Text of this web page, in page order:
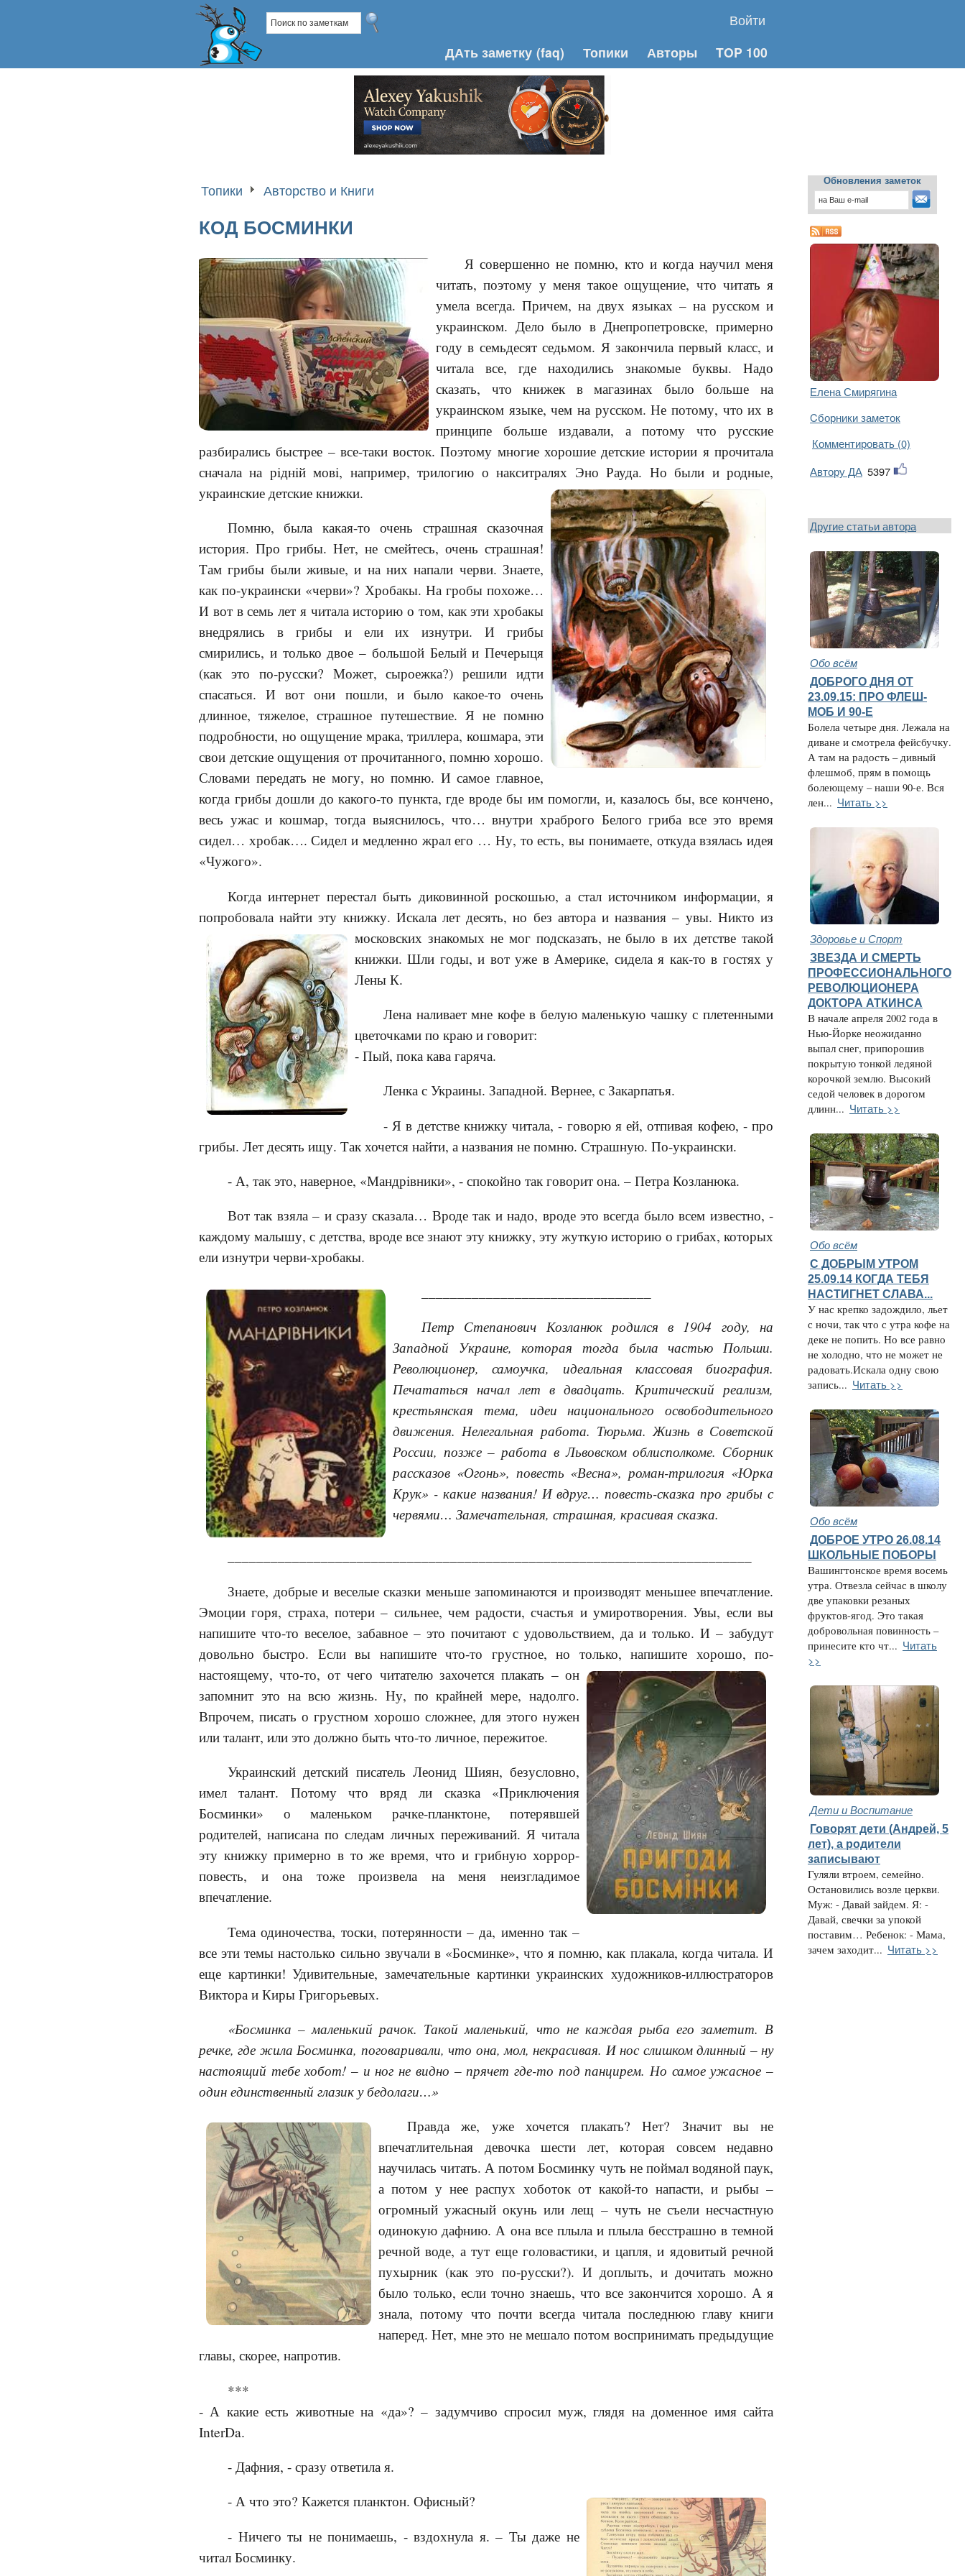
Войти
ДАть заметку (faq) Топики Авторы TOP 100
Топики Авторство и Книги
КОД БОСМИНКИ
Я совершенно не помню, кто и когда научил меня
читать, поэтому у меня такое ощущение, что читать я
умела всегда. Причем, на двух языках – на русском и
украинском. Дело было в Днепропетровске, примерно
году в семьдесят седьмом. Я закончила первый класс, и
читала все, где находились знакомые буквы. Надо
сказать, что книжек в магазинах было больше на
украинском языке, чем на русском. Не потому, что их в
принципе больше издавали, а потому что русские
разбирались быстрее – все-таки восток. Поэтому многие хорошие детские истории я прочитала
сначала на рiднiй мовi, например, трилогию о накситралях Эно Рауда. Но были и родные,
украинские детские книжки.
Помню, была какая-то очень страшная сказочная
история. Про грибы. Нет, не смейтесь, очень страшная!
Там грибы были живые, и на них напали черви. Знаете,
как по-украински «черви»? Хробакы. На гробы похоже…
И вот в семь лет я читала историю о том, как эти хробакы
внедрялись в грибы и ели их изнутри. И грибы
смирились, и только двое – большой Белый и Печерыця
(как это по-русски? Может, сыроежка?) решили идти
спасаться. И вот они пошли, и было какое-то очень
длинное, тяжелое, страшное путешествие. Я не помню
подробности, но ощущение мрака, триллера, кошмара, эти
свои детские ощущения от прочитанного, помню хорошо.
Словами передать не могу, но помню. И самое главное,
когда грибы дошли до какого-то пункта, где вроде бы им помогли, и, казалось бы, все кончено,
весь ужас и кошмар, тогда выяснилось, что… внутри храброго Белого гриба все это время
сидел… хробак…. Сидел и медленно жрал его … Ну, то есть, вы понимаете, откуда взялась идея
«Чужого».
Когда интернет перестал быть диковинной роскошью, а стал источником информации, я
попробовала найти эту книжку. Искала лет десять, но без автора и названия – увы. Никто из
московских знакомых не могподсказать, не было в их детстве такой
книжки. Шли годы, и вот уже в Америке, сидела я как-то в гостях у
Лены К.
Лена наливает мне кофе в белую маленькую чашку с плетенными
цветочками по краю и говорит:
- Пый, пока кава гаряча.
Ленка с Украины. Западной. Вернее, с Закарпатья.
- Я в детстве книжку читала, - говорю я ей, отпивая кофею, - про
грибы. Лет десять ищу. Так хочется найти, а названия не помню. Страшную. По-украински.
- А, так это, наверное, «Мандрiвники», - спокойно так говорит она. – Петра Козланюка.
Вот так взяла – и сразу сказала… Вроде так и надо, вроде это всегда было всем известно, -
каждому малышу, с детства, вроде все знают эту книжку, эту жуткую историю о грибах, которых
ели изнутри черви-хробакы.
Петр Степанович Козланюк родился в 1904 году, на
Западной Украине, которая тогда была частью Польши.
Революционер, самоучка, идеальная классовая биография.
Печататься начал лет в двадцать. Критический реализм,
крестьянская тема, идеи национального освободительного
движения. Нелегальная работа. Тюрьма. Жизнь в Советской
России, позже – работа в Львовском облисполкоме. Сборник
рассказов «Огонь», повесть «Весна», роман-трилогия «Юрка
Крук» - какие названия! И вдруг… повесть-сказка про грибы с
червями… Замечательная, страшная, красивая сказка.
Знаете, добрые и веселые сказки меньше запоминаются и производят меньшее впечатление.
Эмоции горя, страха, потери – сильнее, чем радости, счастья и умиротворения. Увы, если вы
напишите что-то веселое, забавное – это почитают с удовольствием, да и только. И – забудут
довольно быстро. Если вы напишите что-то грустное, но только, напишите хорошо, по-
настоящему, что-то, от чего читателю захочетсяплакать – он
запомнит это на всю жизнь. Ну, по крайней мере, надолго.
Впрочем, писать о грустном хорошо сложнее, для этого нужен
или талант, или это должно быть что-то личное, пережитое.
Украинский детский писатель Леонид Шиян, безусловно,
имел талант. Потому что вряд ли сказка «Приключения
Босминки» о маленьком рачке-планктоне, потерявшей
родителей, написана по следам личных переживаний. Я читала
эту книжку примерно в то же время, что и грибную хоррор-
повесть, и она тоже произвела на меня неизгладимое
впечатление.
Тема одиночества, тоски, потерянности – да, именно так –
все эти темы настолько сильно звучали в «Босминке», что я помню, как плакала, когда читала. И
еще картинки! Удивительные, замечательные картинки украинских художников-иллюстраторов
Виктора и Киры Григорьевых.
«Босминка – маленький рачок. Такой маленький, что не каждая рыба его заметит. В
речке, где жила Босминка, поговаривали, что она, мол, некрасивая. И нос слишком длинный – ну
настоящий тебе хобот! – и ног не видно – прячет где-то под панцирем. Но самое ужасное –
один единственный глазик у бедолаги…»
Правда же, уже хочется плакать? Нет? Значит вы не
впечатлительная девочка шести лет, которая совсем недавно
научилась читать. А потом Босминку чуть не поймал водяной паук,
а потом у нее распух хоботок от какой-то напасти, и рыбы –
огромный ужасный окунь или лещ – чуть не съели несчастную
одинокую дафнию. А она все плыла и плыла бесстрашно в темной
речной воде, а тут еще головастики, и цапля, и ядовитый речной
пухырник (как это по-русски?). И доплыть, и дочитать можно
было только, если точно знаешь, что все закончится хорошо. А я
знала, потому что почти всегда читала последнюю главу книги
наперед. Нет, мне это не мешало потом воспринимать предыдущие
главы, скорее, напротив.
***
- А какие есть животные на «да»? – задумчиво спросил муж, глядя на доменное имя сайта
InterDa.
- Дафния, - сразу ответила я.
- А что это? Кажется планктон. Офисный?
- Ничего ты не понимаешь, - вздохнула я. – Ты даже не
читал Босминку.
Обновления заметок
Елена Смирягина
Cборники заметок
Комментировать (0)
Автору ДА 5397
Другие статьи автора
Обо всём
ДОБРОГО ДНЯ ОТ
23.09.15: ПРО ФЛЕШ-
МОБ И 90-Е
Болела четыре дня. Лежала на
диване и смотрела фейсбучку.
А там на радость – дивный
флешмоб, прям в помощь
болеющему – наши 90-е. Вся
лен... Читать >>
Здоровье и Спорт
ЗВЕЗДА И СМЕРТЬ
ПРОФЕССИОНАЛЬНОГО
РЕВОЛЮЦИОНЕРА
ДОКТОРА АТКИНСА
В начале апреля 2002 года в
Нью-Йорке неожиданно
выпал снег, припорошив
покрытую тонкой ледяной
корочкой землю. Высокий
седой человек в дорогом
длинн... Читать >>
Обо всём
С ДОБРЫМ УТРОМ
25.09.14 КОГДА ТЕБЯ
НАСТИГНЕТ СЛАВА...
У нас крепко задождило, льет
с ночи, так что с утра кофе на
деке не попить. Но все равно
не холодно, что не может не
радовать.Искала одну свою
запись... Читать >>
Обо всём
ДОБРОЕ УТРО 26.08.14
ШКОЛЬНЫЕ ПОБОРЫ
Вашингтонское время восемь
утра. Отвезла сейчас в школу
две упаковки резаных
фруктов-ягод. Это такая
добровольная повинность –
принесите кто чт... Читать
>>
Дети и Воспитание
Говорят дети (Андрей, 5
лет), а родители
записывают
Гуляли втроем, семейно.
Остановились возле церкви.
Муж: - Давай зайдем. Я: -
Давай, свечки за упокой
поставим… Ребенок: - Мама,
зачем заходит... Читать >>